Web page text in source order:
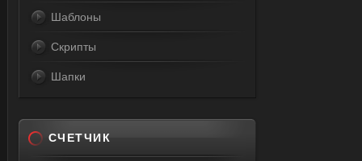
Шаблоны
Скрипты
Шапки
СЧЕТЧИК